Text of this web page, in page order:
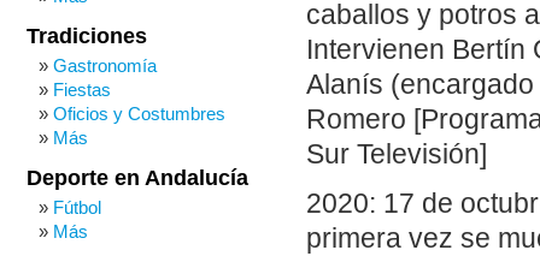
caballos y potros
Intervienen Bertín
Alanís
Romero
Sur Televisión]
2020: 17 de
primera vez se
Tradiciones
Gastronomía
Fiestas
Oficios y Costumbres
Más
Deporte en Andalucía
Fútbol
Más